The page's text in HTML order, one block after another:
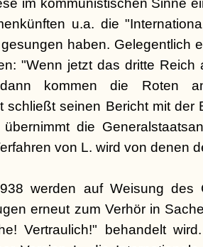
im kommunistischen Sinne
u.a. die
haben. Gelegentlich
"Wenn jetzt das dritte Reich
kommen die Roten
schließt seinen Bericht mit der
die
von L. wird von denen
werden auf Weisung des
erneut zum Verhör in
Vertraulich!" behandelt